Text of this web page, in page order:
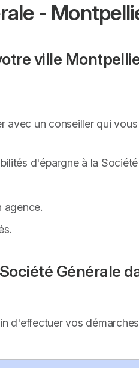
-
ville
un conseiller qui
d'épargne à la Société
agence.
Générale
d'effectuer vos